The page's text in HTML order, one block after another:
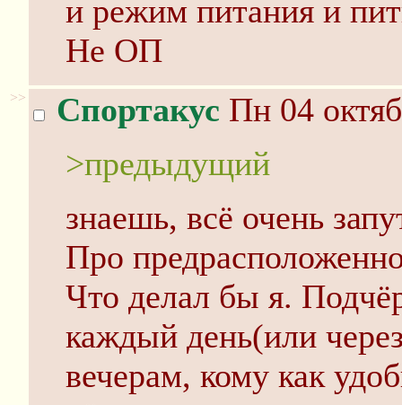
и режим питания и
Не ОП
>> Спортакус Пн 04
>предыдущий
знаешь, всё очень
Про
Что делал бы я.
каждый день(или
вечерам, кому как